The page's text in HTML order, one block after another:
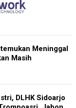
Meninggal
Masih
DLHK Sidoarjo